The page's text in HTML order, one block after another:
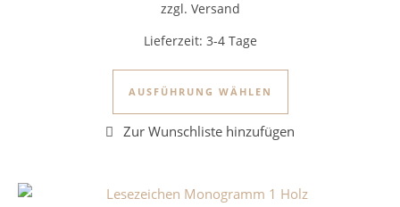
zzgl. Versand
Lieferzeit: 3-4 Tage
AUSFÜHRUNG WÄHLEN
Dieses Produkt